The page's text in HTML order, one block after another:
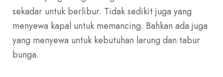
sekadar untuk berlibur. Tidak sedikit juga yang
menyewa kapal untuk memancing. Bahkan ada juga
yang menyewa untuk kebutuhan larung dan tabur
bunga.